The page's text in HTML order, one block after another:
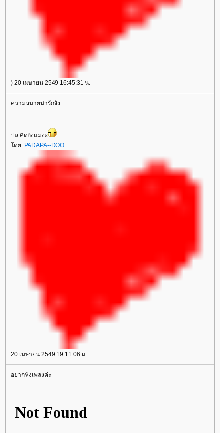
) 20 เมษายน 2549 16:45:31 น.
ความหมายน่ารักจัง
ปล.คิดถึงแม่งะ
ดย: PADAPA--DOO
20 เมษายน 2549 19:11:06 น.
อยากฟังเพลงค่ะ